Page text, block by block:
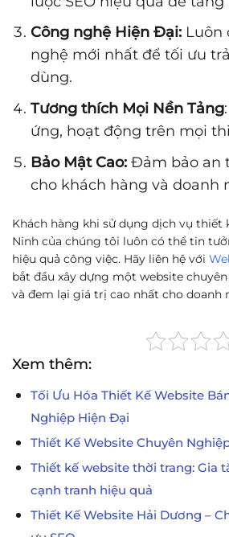
Công nghệ Hiện Đại: Luôn
nghệ mới nhất để tối ưu
dùng.
Tương thích Mọi Nền Tảng
ứng, hoạt động trên mọi
Bảo Mật Cao: Đảm bảo an
cho khách hàng và doanh
Khách hàng khi sử dụng dịch vụ thiết
Ninh của chúng tôi luôn có thể tin
hiệu quả công việc. Hãy liên hệ với
bắt đầu xây dựng một website chuyên
và đem lại giá trị cao nhất cho doanh
Xem thêm:
Tối Ưu Hóa Thiết Kế Website
Nghiệp Hiện Đại
Thiết Kế Website Chuyên
Thiết kế website thời trang: Gia
cạnh tranh hiệu quả
Thiết Kế Website Hải Dương –